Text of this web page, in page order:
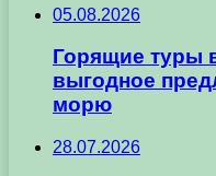
05.08.2026
Горящие туры
выгодное
морю
28.07.2026